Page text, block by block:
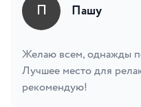
Желаю всем, однажды
Лучшее место для
рекомендую!
П Пашу